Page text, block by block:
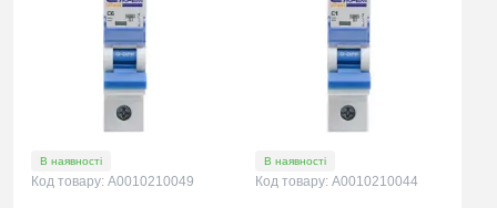
В наявності
Код товару: A0010210049
В наявності
Код товару: A0010210044